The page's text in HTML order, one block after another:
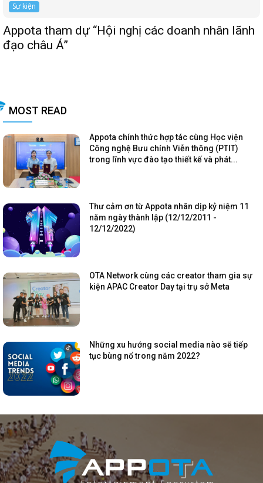
Sự kiện
Appota tham dự “Hội nghị các doanh nhân lãnh
đạo châu Á”
MOST READ
Appota chính thức hợp tác cùng Học viện
Công nghệ Bưu chính Viễn thông (PTIT)
trong lĩnh vực đào tạo thiết kế và phát...
Thư cảm ơn từ Appota nhân dịp kỷ niệm 11
năm ngày thành lập (12/12/2011 -
12/12/2022)
OTA Network cùng các creator tham gia sự
kiện APAC Creator Day tại trụ sở Meta
Những xu hướng social media nào sẽ tiếp
tục bùng nổ trong năm 2022?